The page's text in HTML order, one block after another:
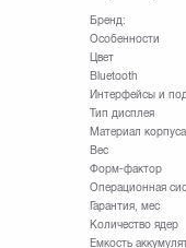
Бренд:
Особенности
Цвет
Bluetooth
Интерфейсы и
Тип дисплея
Материал корпуса
Вес
Форм-фактор
Операционная
Гарантия, мес
Количество ядер
Емкость